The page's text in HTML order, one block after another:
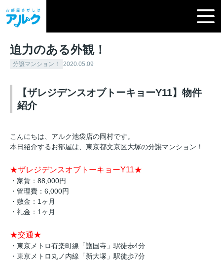
迫力のある外観！
分譲マンション！ 2020.05.09
【ザレジデンスオブトーキョーY11】物件
紹介
こんにちは、アルク池袋店の岡村です。
本日紹介するお部屋は、東京都文京区大塚の分譲マンション！
★ザレジデンスオブトーキョーY11★
・家賃：88,000円
・管理費：6,000円
・敷金：1ヶ月
・礼金：1ヶ月
★交通★
・東京メトロ有楽町線「護国寺」駅徒歩4分
・東京メトロ丸ノ内線「新大塚」駅徒歩7分